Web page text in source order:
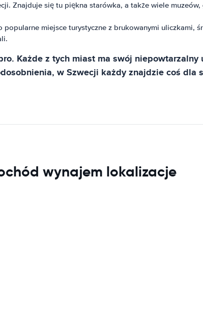
Znajduje się tu piękna starówka, a także wiele
miejsce turystyczne z brukowanymi uliczkami,
Każde z tych miast ma swój
w Szwecji każdy znajdzie coś dla
wynajem lokalizacje